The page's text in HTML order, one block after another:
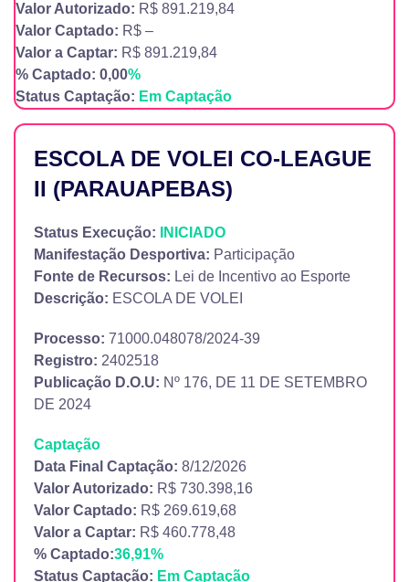
Valor Autorizado: R$ 891.219,84
Valor Captado: R$ –
Valor a Captar: R$ 891.219,84
% Captado: 0,00%
Status Captação: Em Captação
ESCOLA DE VOLEI CO-LEAGUE
II (PARAUAPEBAS)
Status Execução:
INICIADO
Manifestação Desportiva: Participação
Fonte de Recursos: Lei de Incentivo ao Esporte
Descrição: ESCOLA DE VOLEI
Processo: 71000.048078/2024-39
Registro: 2402518
Publicação D.O.U: Nº 176, DE 11 DE SETEMBRO
DE 2024
Captação
Data Final Captação: 8/12/2026
Valor Autorizado: R$ 730.398,16
Valor Captado: R$ 269.619,68
Valor a Captar: R$ 460.778,48
% Captado:36,91%
Status Captação: Em Captação